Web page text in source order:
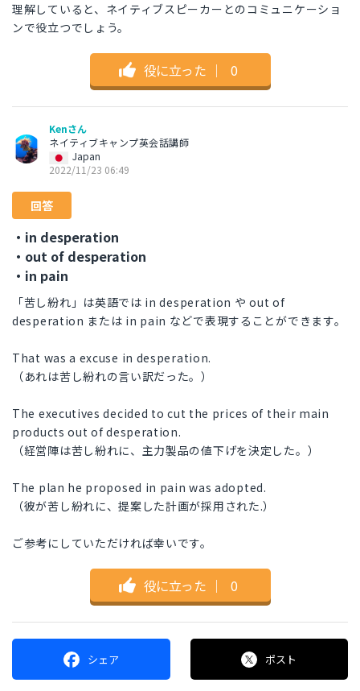
理解していると、ネイティブスピーカーとのコミュニケーショ
ンで役立つでしょう。
役に立った ｜ 0
Kenさん
ネイティブキャンプ英会話講師
Japan
2022/11/23 06:49
回答
・in desperation
・out of desperation
・in pain
「苦し紛れ」は英語では in desperation や out of
desperation または in pain などで表現することができます。
That was a excuse in desperation.
（あれは苦し紛れの言い訳だった。）
The executives decided to cut the prices of their main
products out of desperation.
（経営陣は苦し紛れに、主力製品の値下げを決定した。）
The plan he proposed in pain was adopted.
（彼が苦し紛れに、提案した計画が採用された.）
ご参考にしていただければ幸いです。
役に立った ｜ 0
シェア ポスト